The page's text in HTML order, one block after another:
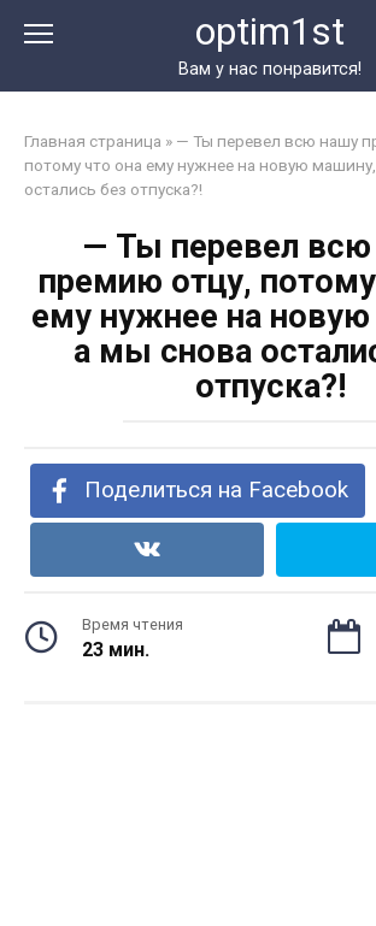
optim1st
Вам у нас понравится!
Главная страница » — Ты перевел всю нашу
потому что она ему нужнее на новую
остались без отпуска?!
— Ты перевел
премию отцу,
ему нужнее на
а мы снова
отпуска?!
Поделиться на Facebook
Время чтения
23 мин.